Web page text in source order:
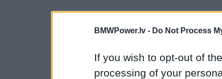
BMWPower.lv - Do Not Process
If you wish to opt-out of
processing of your